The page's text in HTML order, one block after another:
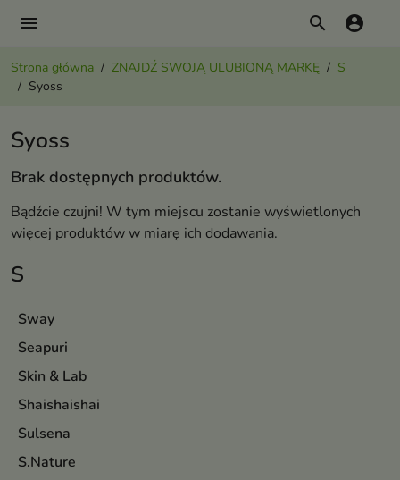
menu search account_circle
Strona główna ZNAJDŹ SWOJĄ ULUBIONĄ MARKĘ
S
Syoss
S
Sway
Seapuri
Skin & Lab
Shaishaishai
Sulsena
S.Nature
Syoss
Brak dostępnych produktów.
Bądźcie czujni! W tym miejscu zostanie wyświetlonych
więcej produktów w miarę ich dodawania.